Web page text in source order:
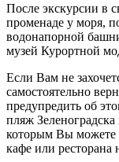
После экскурсии в
променаде у моря,
водонапорной
музей Курортной
Если Вам не
самостоятельно
предупредить об
пляж
которым Вы можете
кафе или ресторана